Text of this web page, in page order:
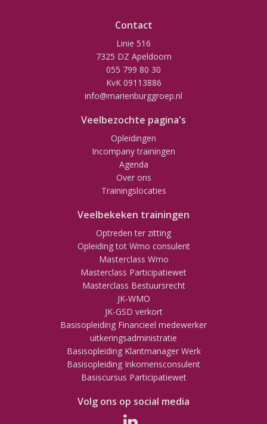
Contact
Linie 516
7325 DZ Apeldoorn
055 799 80 30
KvK 09113886
info@marienburggroep.nl
Veelbezochte pagina's
Opleidingen
Incompany trainingen
Agenda
Over ons
Trainingslocaties
Veelbekeken trainingen
Optreden ter zitting
Opleiding tot Wmo consulent
Masterclass Wmo
Masterclass Participatiewet
Masterclass Bestuursrecht
JK-WMO
JK-GSD verkort
Basisopleiding Financieel medewerker
uitkeringsadministratie
Basisopleiding Klantmanager Werk
Basisopleiding Inkomensconsulent
Basiscursus Participatiewet
Volg ons op social media